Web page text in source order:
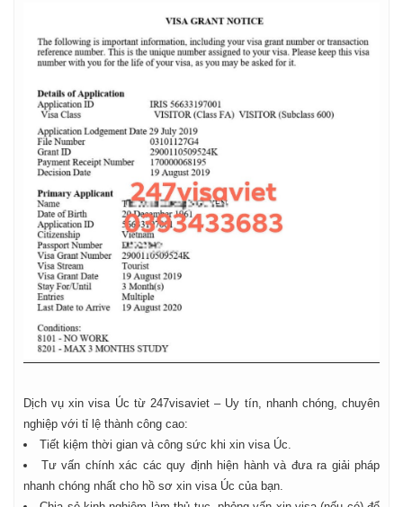
Dịch vụ xin visa Úc từ 247visaviet – Uy tín, nhanh chóng, chuyên
nghiệp với tỉ lệ thành công cao:
Tiết kiệm thời gian và công sức khi xin visa Úc.
Tư vấn chính xác các quy định hiện hành và đưa ra giải pháp
nhanh chóng nhất cho hồ sơ xin visa Úc của bạn.